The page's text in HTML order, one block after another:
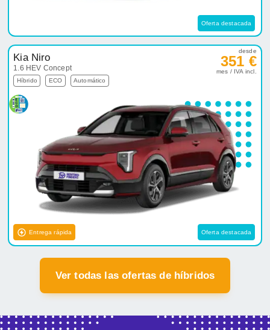
Oferta destacada
Kia Niro
1.6 HEV Concept
Híbrido ECO Automático
desde
351 €
mes / IVA incl.
Entrega rápida Oferta destacada
Ver todas las ofertas de híbridos